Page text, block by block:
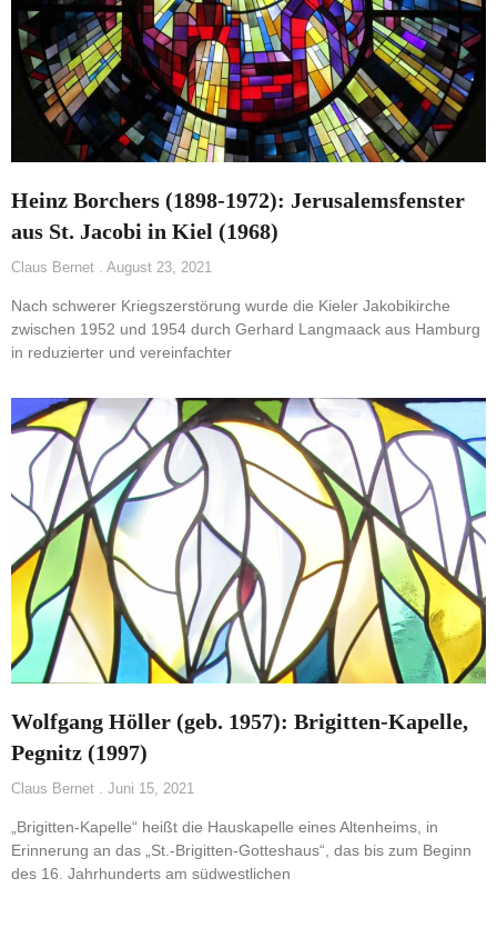
Heinz Borchers (1898-1972): Jerusalemsfenster
aus St. Jacobi in Kiel (1968)
Claus Bernet August 23, 2021
Nach schwerer Kriegszerstörung wurde die Kieler Jakobikirche
zwischen 1952 und 1954 durch Gerhard Langmaack aus Hamburg
in reduzierter und vereinfachter
Wolfgang Höller (geb. 1957): Brigitten-Kapelle,
Pegnitz (1997)
Claus Bernet Juni 15, 2021
„Brigitten-Kapelle“ heißt die Hauskapelle eines Altenheims, in
Erinnerung an das „St.-Brigitten-Gotteshaus“, das bis zum Beginn
des 16. Jahrhunderts am südwestlichen